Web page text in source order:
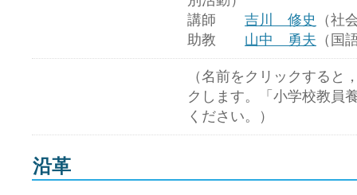
講師 吉川 修史
（社
助教 山中 勇夫 （国
（名前をクリックすると
クします。「小学校教員
ください。）
沿革